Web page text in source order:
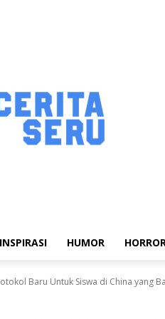
INSPIRASI HUMOR
Baru Untuk Siswa di China yang